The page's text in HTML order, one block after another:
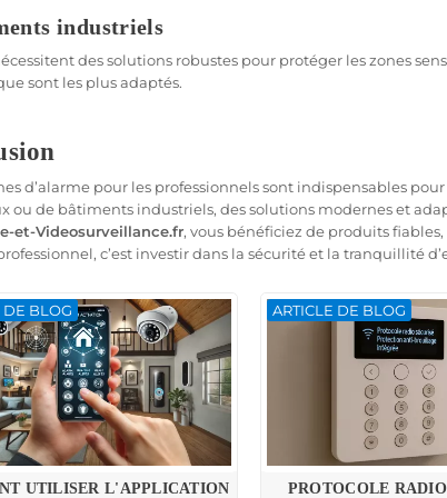
de sécurité offrent une vue d’ensemble de vos locaux,
les activités suspectes.
de mouvement est une technologie indispensable pour
instantanées.
gratuite
commeAlarme-et-Videosurveillance.fr,
sans abonnement
systèmes offrent une protection sans frais mensuels.
industriels
des solutions robustes pour protéger les zones
sont les plus adaptés.
d’alarme pour les professionnels sont indispensables
ou de bâtiments industriels, des solutions modernes et
et-Videosurveillance.fr, vous bénéficiez de produits
c’est investir dans la sécurité et la tranquillité
DE BLOG
UTILISER L'APPLICATION
ARTICLE DE BLOG
PROTOCOLE